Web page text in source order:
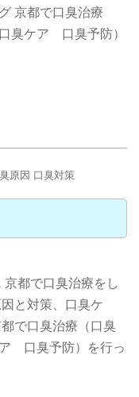
京都で口臭治療
臭ケア 口臭予防）
都で口臭治療をし
と対策、口臭ケ
で口臭治療（口臭
口臭予防）を行っ